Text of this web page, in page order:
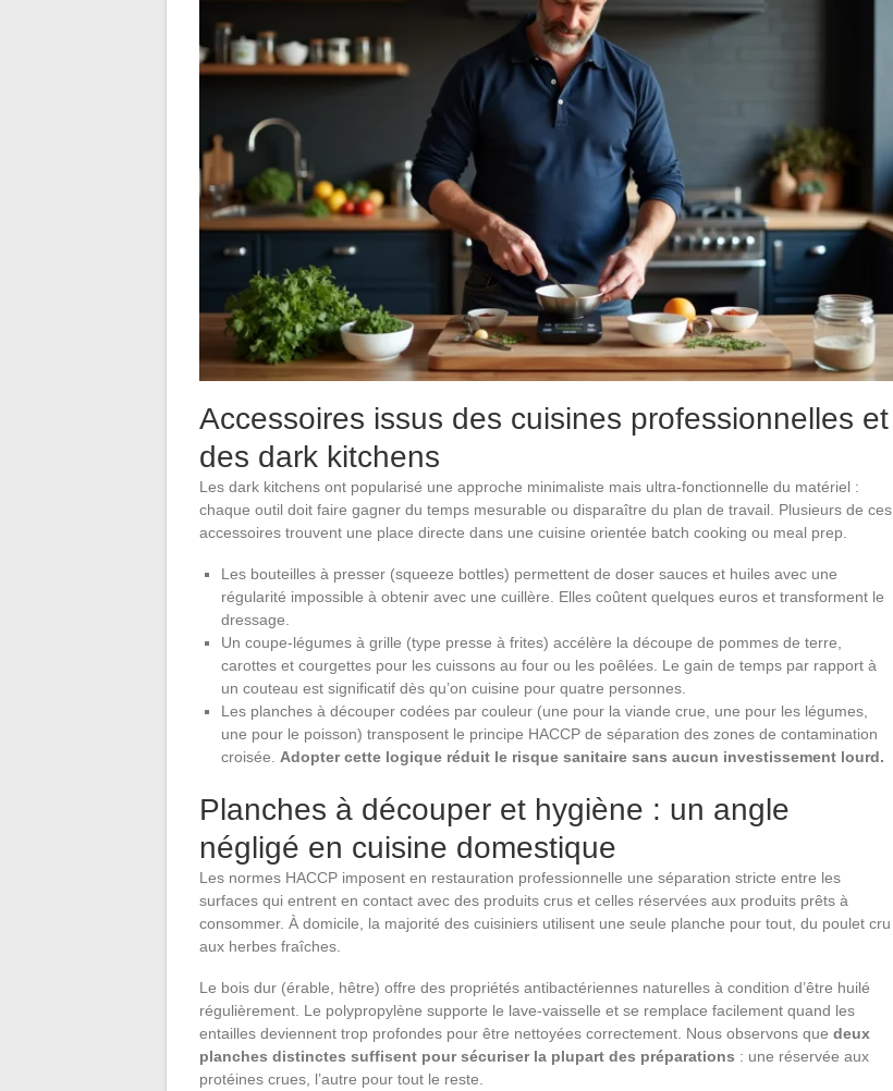
Accessoires issus des cuisines professionnelles et
des dark kitchens
Les dark kitchens ont popularisé une approche minimaliste mais ultra-fonctionnelle du matériel :
chaque outil doit faire gagner du temps mesurable ou disparaître du plan de travail. Plusieurs de ces
accessoires trouvent une place directe dans une cuisine orientée batch cooking ou meal prep.
Les bouteilles à presser (squeeze bottles) permettent de doser sauces et huiles avec une
régularité impossible à obtenir avec une cuillère. Elles coûtent quelques euros et transforment le
dressage.
Un coupe-légumes à grille (type presse à frites) accélère la découpe de pommes de terre,
carottes et courgettes pour les cuissons au four ou les poêlées. Le gain de temps par rapport à
un couteau est significatif dès qu’on cuisine pour quatre personnes.
Les planches à découper codées par couleur (une pour la viande crue, une pour les légumes,
une pour le poisson) transposent le principe HACCP de séparation des zones de contamination
croisée. Adopter cette logique réduit le risque sanitaire sans aucun investissement lourd.
Planches à découper et hygiène : un angle
négligé en cuisine domestique
Les normes HACCP imposent en restauration professionnelle une séparation stricte entre les
surfaces qui entrent en contact avec des produits crus et celles réservées aux produits prêts à
consommer. À domicile, la majorité des cuisiniers utilisent une seule planche pour tout, du poulet cru
aux herbes fraîches.
Le bois dur (érable, hêtre) offre des propriétés antibactériennes naturelles à condition d’être huilé
régulièrement. Le polypropylène supporte le lave-vaisselle et se remplace facilement quand les
entailles deviennent trop profondes pour être nettoyées correctement. Nous observons que deux
planches distinctes suffisent pour sécuriser la plupart des préparations : une réservée aux
protéines crues, l’autre pour tout le reste.